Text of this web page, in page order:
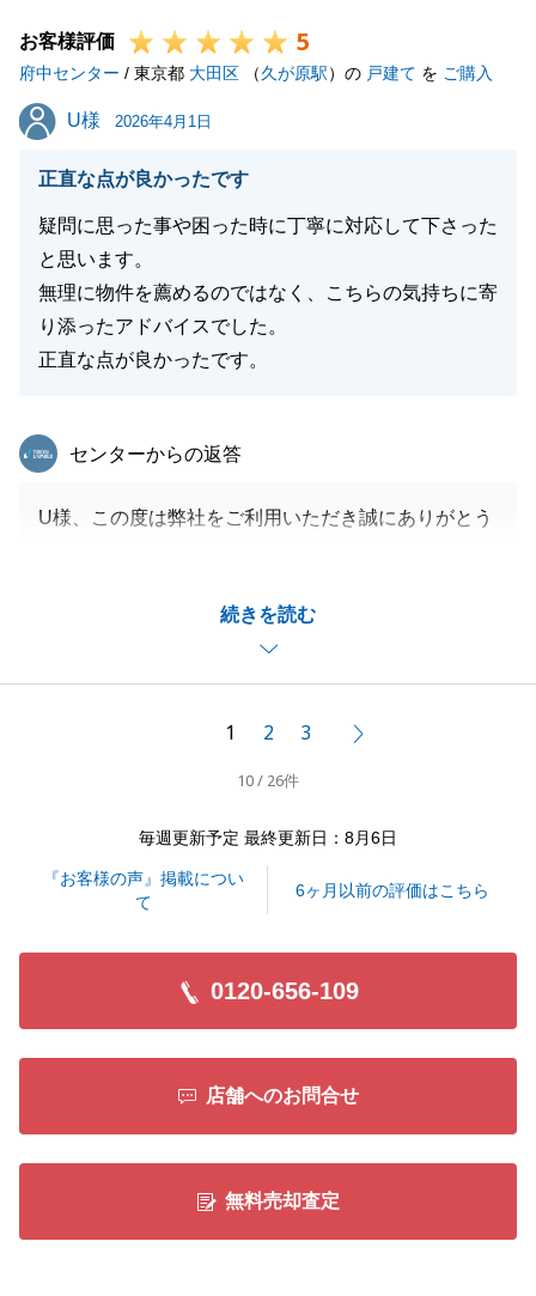
お客様評価 5
府中センター / 東京都 大田区 （久が原駅）の 戸建て を ご購入
U様
U様 2026年4月1日
正直な点が良かったです
疑問に思った事や困った時に丁寧に対応して下さった
と思います。
無理に物件を薦めるのではなく、こちらの気持ちに寄
り添ったアドバイスでした。
正直な点が良かったです。
続きを読む
東急リバブル
センターからの返答
U様、この度は弊社をご利用いただき誠にありがとう
ねてお礼申し上げます。
ご売却についても引き続き全力でお手伝いをさせてい
ただきますので、どうぞよろしくお願い申し上げま
1 2 3
10 / 26件
毎週更新予定 最終更新日：8月6日
『お客様の声』掲載につい
て
6ヶ月以前の評価はこちら
0120-656-109
店舗へのお問合せ
無料売却査定